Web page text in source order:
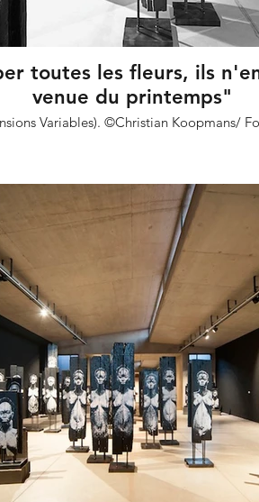
toutes les fleurs, ils
venue du printemps"
Variables). ©Christian Koopmans/